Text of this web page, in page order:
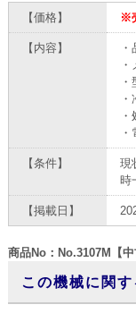
【価格】 ※
【内容】
【条件】
現
時
【掲載日】
商品No：No.3107M【
この機械に関